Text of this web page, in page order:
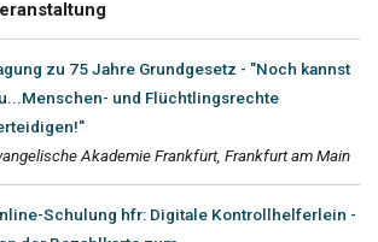
zu 75 Jahre Grundgesetz - "Noch kannst
und Flüchtlingsrechte
Akademie Frankfurt, Frankfurt am Main
Schulung hfr: Digitale Kontrollhelferlein -